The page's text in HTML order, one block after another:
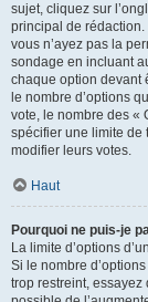
sujet, cliquez sur
principal de rédaction.
vous n’ayez pas la
sondage en incluant
chaque option devant
le nombre d’options
vote, le nombre des «
spécifier une limite de
modifier leurs votes.
Haut
Pourquoi ne puis-je
La limite d’options
Si le nombre
trop restreint, essayez